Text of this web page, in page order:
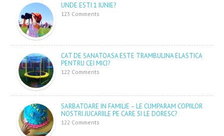
UNDE ESTI 1 IUNIE?
123 Comments
CAT DE SANATOASA ESTE TRAMBULINA ELASTICA
PENTRU CEI MICI?
122 Comments
SARBATOARE IN FAMILIE – LE CUMPARAM COPIILOR
NOSTRI JUCARIILE PE CARE SI LE DORESC?
122 Comments